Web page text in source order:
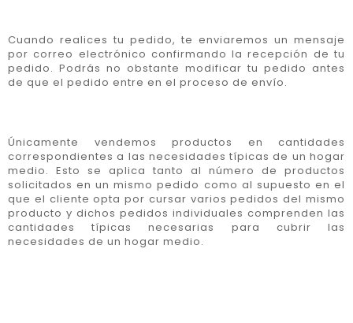
Cuando realices tu pedido, te enviaremos un mensaje
por correo electrónico confirmando la recepción de tu
pedido. Podrás no obstante modificar tu pedido antes
de que el pedido entre en el proceso de envío.
Únicamente vendemos productos en cantidades
correspondientes a las necesidades típicas de un hogar
medio. Esto se aplica tanto al número de productos
solicitados en un mismo pedido como al supuesto en el
que el cliente opta por cursar varios pedidos del mismo
producto y dichos pedidos individuales comprenden las
cantidades típicas necesarias para cubrir las
necesidades de un hogar medio.